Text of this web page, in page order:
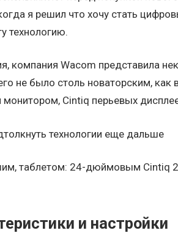
я решил что хочу стать
технологию.
компания Wacom представила
не было столь новаторским,
Cintiq перьевых
технологии еще дальше
таблетом: 24-дюймовым Cintiq
и настройки